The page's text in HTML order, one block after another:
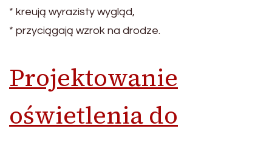
* kreują wyrazisty wygląd,
* przyciągają wzrok na drodze.
Projektowanie
oświetlenia do